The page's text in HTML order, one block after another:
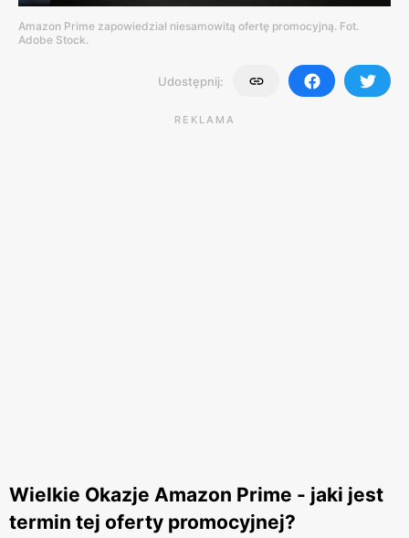
Amazon Prime zapowiedział niesamowitą ofertę promocyjną. Fot.
Adobe Stock.
Udostępnij:
REKLAMA
Wielkie Okazje Amazon Prime - jaki jest
termin tej oferty promocyjnej?